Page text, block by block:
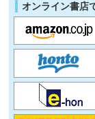
オンライン書店